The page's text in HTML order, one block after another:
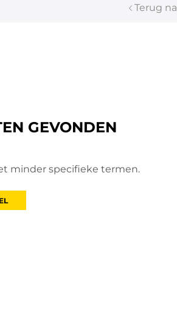
Terug
GEVONDEN
minder specifieke termen.